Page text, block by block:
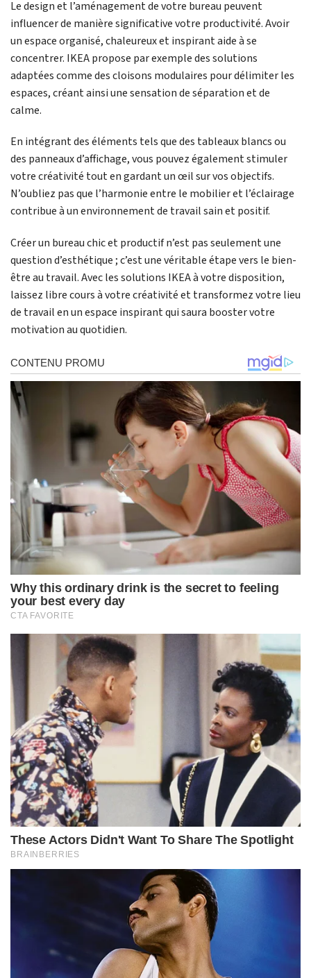
Le design et l’aménagement de votre bureau peuvent
influencer de manière significative votre productivité. Avoir
un espace organisé, chaleureux et inspirant aide à se
concentrer. IKEA propose par exemple des solutions
adaptées comme des cloisons modulaires pour délimiter les
espaces, créant ainsi une sensation de séparation et de
calme.
En intégrant des éléments tels que des tableaux blancs ou
des panneaux d’affichage, vous pouvez également stimuler
votre créativité tout en gardant un œil sur vos objectifs.
N’oubliez pas que l’harmonie entre le mobilier et l’éclairage
contribue à un environnement de travail sain et positif.
Créer un bureau chic et productif n’est pas seulement une
question d’esthétique ; c’est une véritable étape vers le bien-
être au travail. Avec les solutions IKEA à votre disposition,
laissez libre cours à votre créativité et transformez votre lieu
de travail en un espace inspirant qui saura booster votre
motivation au quotidien.